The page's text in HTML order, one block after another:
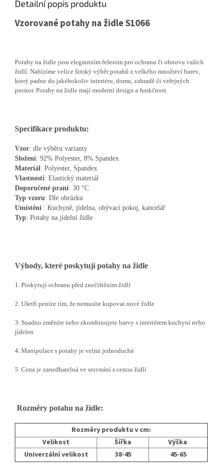
Detailní popis produktu
Vzorované potahy na židle S1066
Potahy na židle jsou elegantním řešením pro ochranu či obnovu vašich
židlí. Nabízíme velice široký výběr potahů z velkého množství barev,
který padne do jakéhokoliv interiéru, domu, zahradě či veřejných
prostor. Potahy na židle mají moderní design a funkčnost.
Specifikace produktu:
Vzor: dle výběru varianty
Složení: 92% Polyester, 8% Spandex
Materiál: Polyester, Spandex
Vlastnosti: Elastický materiál
Doporučené praní: 30 °C
Typ vzoru: Dle obrázku
Umístění : Kuchyně, jídelna, obývací pokoj, kancelář
Typ: Potahy na jídelní židle
Výhody, které poskytují potahy na židle
1. Poskytují ochranu před znečištěním židlí
2. Ušetří peníze tím, že nemusíte kupovat nové židle
3. Snadno změníte nebo zkombinujete barvy s interiérem kuchyní nebo
jídelen
4. Manipulace s potahy je velmi jednoduchá
5. Cena je zanedbatelná ve srovnání s cenou židlí
Rozměry potahu na židle:
Rozměry produktu v cm:
Velikost
Šířka
Výška
Univerzální velikost
38-45 45-65